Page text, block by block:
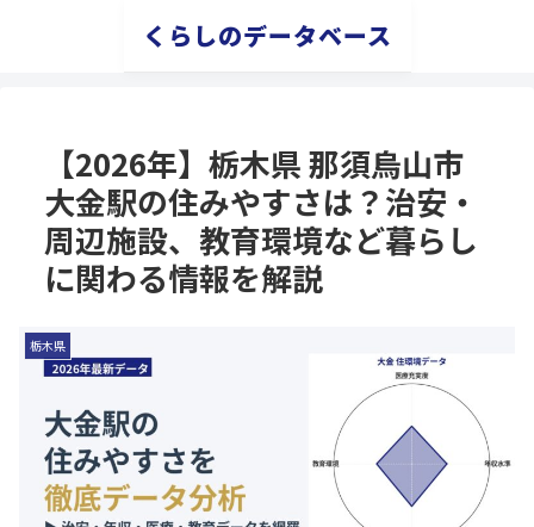
くらしのデータベース
【2026年】栃木県 那須烏山市
大金駅の住みやすさは？治安・
周辺施設、教育環境など暮らし
に関わる情報を解説
栃木県